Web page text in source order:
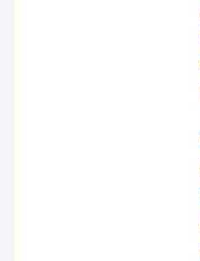
antioksidanter